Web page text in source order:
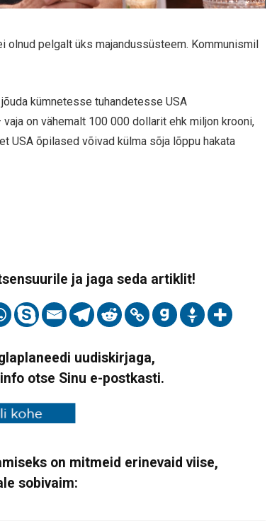
olnud pelgalt üks majandussüsteem. Kommunismil
kümnetesse tuhandetesse USA
on vähemalt 100 000 dollarit ehk miljon krooni,
USA õpilased võivad külma sõja lõppu hakata
ja jaga seda artiklit!
uudiskirjaga,
otse Sinu e-postkasti.
on mitmeid erinevaid viise,
sobivaim: